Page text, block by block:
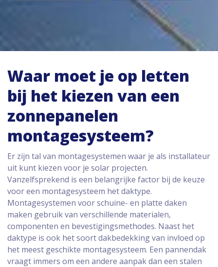
Waar moet je op letten
bij het kiezen van een
zonnepanelen
montagesysteem?
Er zijn tal van montagesystemen waar je als installateur
uit kunt kiezen voor je solar projecten.
Vanzelfsprekend is een belangrijke factor bij de keuze
voor een montagesysteem het daktype.
Montagesystemen voor schuine- en platte daken
maken gebruik van verschillende materialen,
componenten en bevestigingsmethodes. Naast het
daktype is ook het soort dakbedekking van invloed op
het meest geschikte montagesysteem. Een pannendak
vraagt immers om een andere aanpak dan een stalen